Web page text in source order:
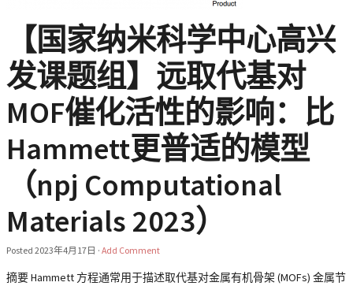
【国家纳米科学中心高兴
发课题组】远取代基对
MOF催化活性的影响：比
Hammett更普适的模型
（npj Computational
Materials 2023）
Posted 2023年4月17日 · Add Comment
摘要 Hammett 方程通常用于描述取代基对金属有机骨架 (MOFs) 金属节